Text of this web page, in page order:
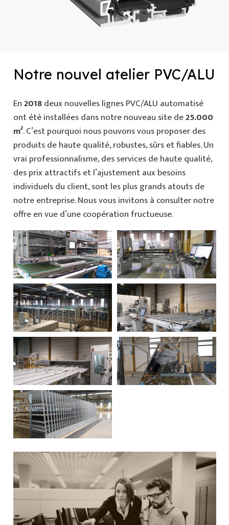
Notre nouvel atelier PVC/ALU
En2018deux nouvelles lignes PVC/ALU automatisé
ont été installées dans notre nouveau site de25.000
m². C’est pourquoi nous pouvons vous proposer des
produits de haute qualité, robustes, sûrs et fiables. Un
vrai professionnalisme, des services de haute qualité,
des prix attractifs et l’ajustement aux besoins
individuels du client, sont les plus grands atouts de
notre entreprise. Nous vous invitons à consulter notre
offre en vue d’une coopération fructueuse.